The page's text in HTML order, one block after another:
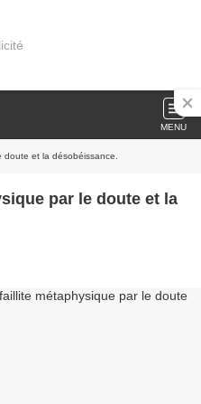
MENU
et la désobéissance.
par le doute et la